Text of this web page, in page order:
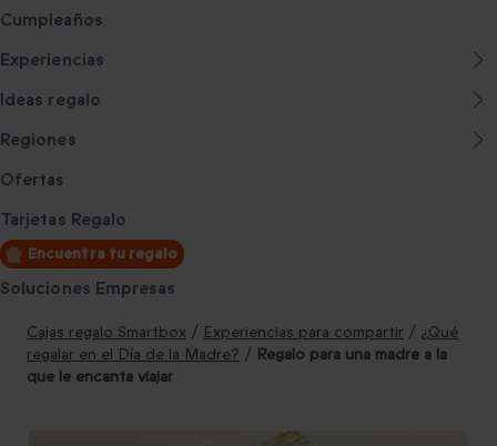
Cumpleaños
Experiencias
Ideas regalo
Regiones
Ofertas
Tarjetas Regalo
Encuentra tu regalo
Soluciones Empresas
Cajas regalo Smartbox / Experiencias para compartir / ¿Qué
regalar en el Día de la Madre? / Regalo para una madre a la
que le encanta viajar